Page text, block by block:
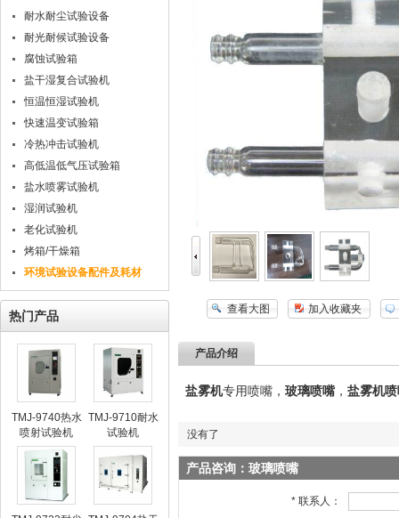
耐水耐尘试验设备
耐光耐候试验设备
腐蚀试验箱
盐干湿复合试验机
恒温恒湿试验机
快速温变试验箱
冷热冲击试验机
高低温低气压试验箱
盐水喷雾试验机
湿润试验机
老化试验机
烤箱/干燥箱
环境试验设备配件及耗材
热门产品
TMJ-9740热水
喷射试验机
TMJ-9710耐水
试验机
查看大图 加入收藏夹
产品介绍
盐雾机专用喷嘴， 玻璃喷嘴， 盐雾机
没有了
产品咨询：玻璃喷嘴
* 联系人：